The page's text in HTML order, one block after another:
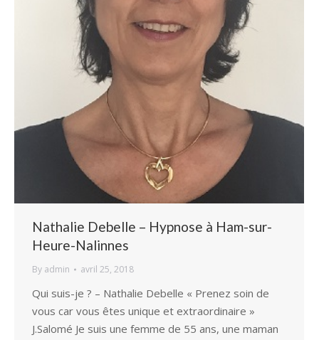
Nathalie Debelle – Hypnose à Ham-sur-
Heure-Nalinnes
By admin avril 25, 2018
Qui suis-je ? – Nathalie Debelle « Prenez soin de
vous car vous êtes unique et extraordinaire »
J.Salomé Je suis une femme de 55 ans, une maman